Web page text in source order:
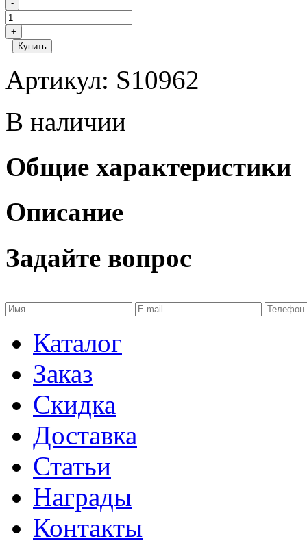
-
+
Купить
Артикул: S10962
В наличии
Общие характеристики
Описание
Задайте вопрос
Каталог
Заказ
Скидка
Доставка
Статьи
Награды
Контакты